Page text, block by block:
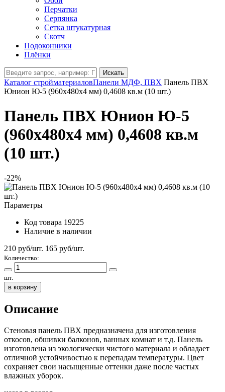
Перчатки
Серпянка
Сетка штукатурная
Скотч
Подоконники
Плёнки
Искать
Каталог стройматериаловПанели МДФ, ПВХ Панель ПВХ
Юнион Ю-5 (960х480х4 мм) 0,4608 кв.м (10 шт.)
Панель ПВХ Юнион Ю-5
(960х480х4 мм) 0,4608 кв.м
(10 шт.)
-22%
Параметры
Код товара 19225
Наличие в наличии
210 руб/шт. 165 руб/шт.
Количество:
шт.
в корзину
Описание
Стеновая панель ПВХ предназначена для изготовления
откосов, обшивки балконов, ванных комнат и т.д. Панель
изготовлена из экологически чистого материала и обладает
отличной устойчивостью к перепадам температуры. Цвет
сохраняет свои насыщенные оттенки даже после частых
влажных уборок.